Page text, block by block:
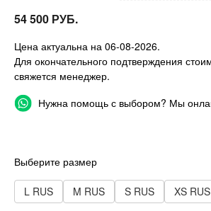
54 500 РУБ.
Цена актуальна на 06-08-2026.
Для окончательного подтверждения
свяжется менеджер.
Нужна помощь с выбором? Мы
Выберите размер
L RUS M RUS S RUS XS RUS